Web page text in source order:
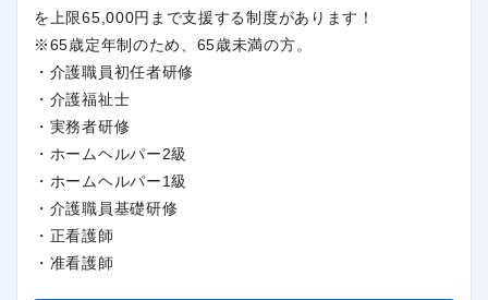
を上限65,000円まで支援する制度があります！
※65歳定年制のため、65歳未満の方。
・介護職員初任者研修
・介護福祉士
・実務者研修
・ホームヘルパー2級
・ホームヘルパー1級
・介護職員基礎研修
・正看護師
・准看護師